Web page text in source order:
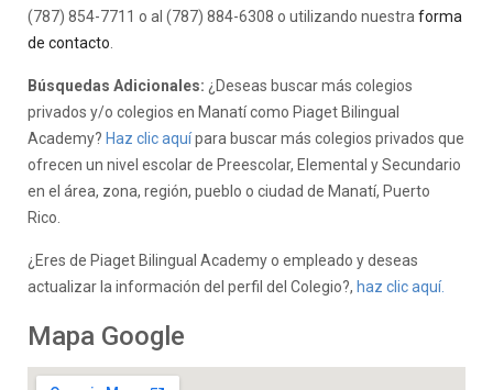
(787) 854-7711 o al (787) 884-6308 o utilizando nuestra forma
de contacto
Búsquedas Adicionales: ¿Deseas buscar más colegios
privados y/o colegios en Manatí como Piaget Bilingual
Academy? Haz clic aquípara buscar más colegios privados que
ofrecen un nivel escolar de Preescolar, Elemental y Secundario
en el área, zona, región, pueblo o ciudad de Manatí, Puerto
Rico.
¿Eres de Piaget Bilingual Academy o empleado y deseas
actualizar la información del perfil del Colegio?, haz clic aquí.
Mapa Google